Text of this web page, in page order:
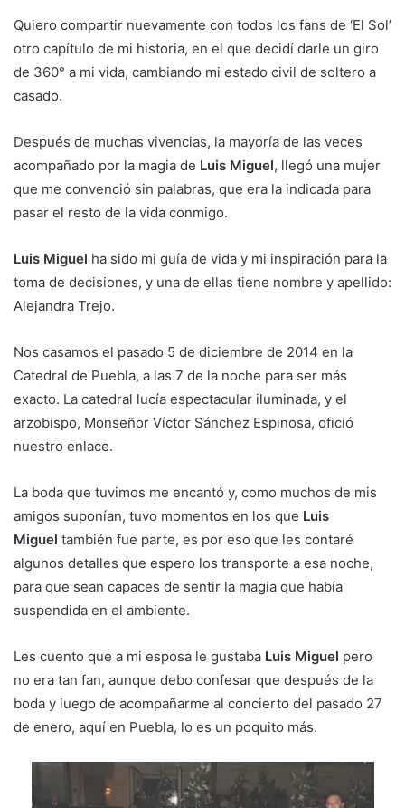
Quiero compartir nuevamente con todos los fans de ‘El Sol’
otro capítulo de mi historia, en el que decidí darle un giro
de 360° a mi vida, cambiando mi estado civil de soltero a
casado.
Después de muchas vivencias, la mayoría de las veces
acompañado por la magia de Luis Miguel, llegó una mujer
que me convenció sin palabras, que era la indicada para
pasar el resto de la vida conmigo.
Luis Miguel ha sido mi guía de vida y mi inspiración para la
toma de decisiones, y una de ellas tiene nombre y apellido:
Alejandra Trejo.
Nos casamos el pasado 5 de diciembre de 2014 en la
Catedral de Puebla, a las 7 de la noche para ser más
exacto. La catedral lucía espectacular iluminada, y el
arzobispo, Monseñor Víctor Sánchez Espinosa, ofició
nuestro enlace.
La boda que tuvimos me encantó y, como muchos de mis
amigos suponían, tuvo momentos en los que Luis
Miguel también fue parte, es por eso que les contaré
algunos detalles que espero los transporte a esa noche,
para que sean capaces de sentir la magia que había
suspendida en el ambiente.
Les cuento que a mi esposa le gustaba Luis Miguel pero
no era tan fan, aunque debo confesar que después de la
boda y luego de acompañarme al concierto del pasado 27
de enero, aquí en Puebla, lo es un poquito más.